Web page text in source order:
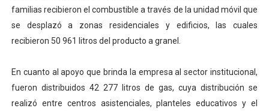
familias recibieron el combustible a través de la unidad móvil que
se desplazó a zonas residenciales y edificios, las cuales
recibieron 50 961 litros del producto a granel.
En cuanto al apoyo que brinda la empresa al sector institucional,
fueron distribuidos 42 277 litros de gas, cuya distribución se
realizó entre centros asistenciales, planteles educativos y el